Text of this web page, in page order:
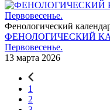
Фенологический
ФЕНОЛОГИЧЕСКИЙ
Первовесенье.
13 марта 2026
1
2